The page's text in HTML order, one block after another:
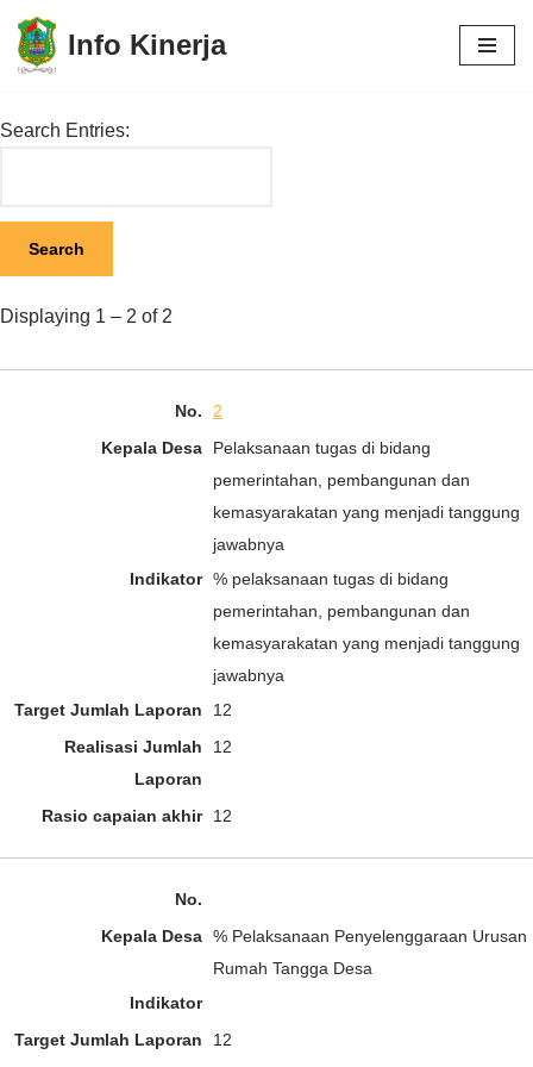
Lompat
konten
Info Kinerja
Search Entries:
Displaying 1 – 2 of 2
2
Pelaksanaan tugas di bidang
pemerintahan, pembangunan dan
kemasyarakatan yang menjadi tanggung
jawabnya
% pelaksanaan tugas di bidang
pemerintahan, pembangunan dan
kemasyarakatan yang menjadi tanggung
jawabnya
12
12
12
% Pelaksanaan Penyelenggaraan Urusan
Rumah Tangga Desa
12